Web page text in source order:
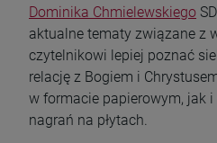
Dominika Chmielewskiego
aktualne tematy związane z
czytelnikowi lepiej poznać
relację z Bogiem i
w formacie papierowym, jak
nagrań na płytach.